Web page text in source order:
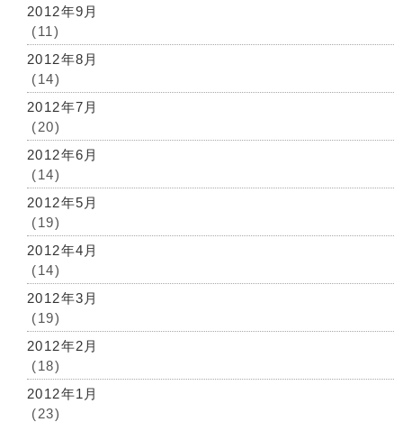
2012年9月
(11)
2012年8月
(14)
2012年7月
(20)
2012年6月
(14)
2012年5月
(19)
2012年4月
(14)
2012年3月
(19)
2012年2月
(18)
2012年1月
(23)